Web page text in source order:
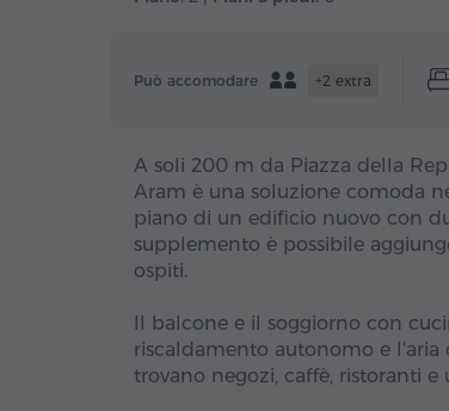
Può accomodare +2 extra
A soli 200 m da Piazza della
Aram è una soluzione comoda
piano di un edificio nuovo con
supplemento è possibile
ospiti.
Il balcone e il soggiorno con
riscaldamento autonomo e
trovano negozi, caffè, ristoranti